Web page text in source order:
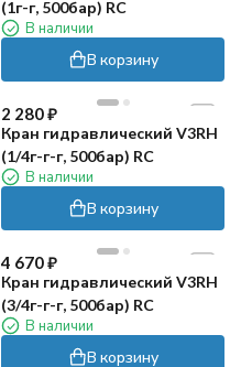
(1г-г, 500бар) RC
В наличии
В корзину
2 280₽
Кран гидравлический V3RH
(1/4г-г-г, 500бар) RC
В наличии
В корзину
4 670₽
Кран гидравлический V3RH
(3/4г-г-г, 500бар) RC
В наличии
В корзину